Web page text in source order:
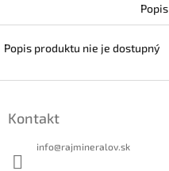
Popis
Popis produktu nie je dostupný
Kontakt
info@rajmineralov.sk